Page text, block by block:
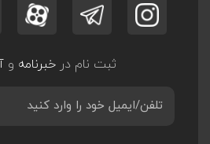
ثبت نام درخبرنامه و